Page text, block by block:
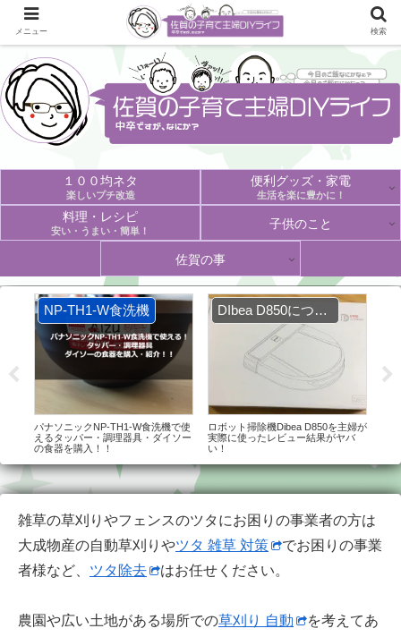
１００均ネタ
楽しいプチ改造
便利グッズ・家電
生活を楽に豊かに！
料理・レシピ
安い・うまい・簡単！ 子供のこと
佐賀の事
NP-TH1-W食洗機
パナソニックNP-TH1-W食洗機で使
えるタッパー・調理器具・ダイソー
の食器を購入！！
DIbea D850について
ロボット掃除機Dibea D850を主婦が
実際に使ったレビュー結果がヤバ
い！
雑草の草刈りやフェンスのツタにお困りの事業者の方は
大成物産の自動草刈りやツタ 雑草 対策
でお困りの事業
者様など、 ツタ除去 はお任せください。
農園や広い土地がある場所での草刈り 自動
を考えてあ
メニュー 検索